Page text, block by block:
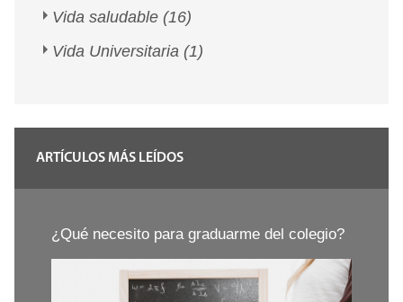
Vida saludable (16)
Vida Universitaria (1)
ARTÍCULOS MÁS LEÍDOS
¿Qué necesito para graduarme del colegio?